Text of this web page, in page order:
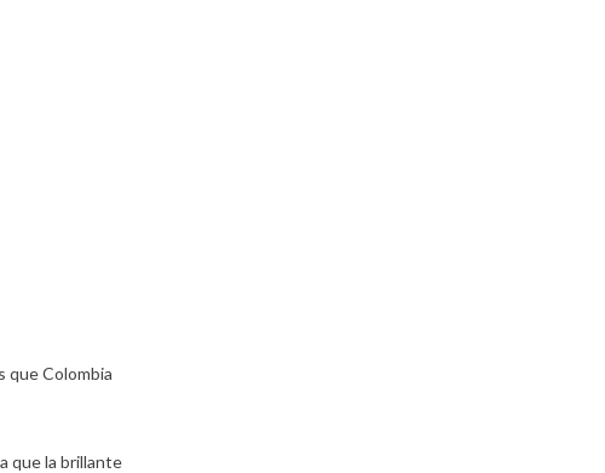
que Colombia
que la brillante